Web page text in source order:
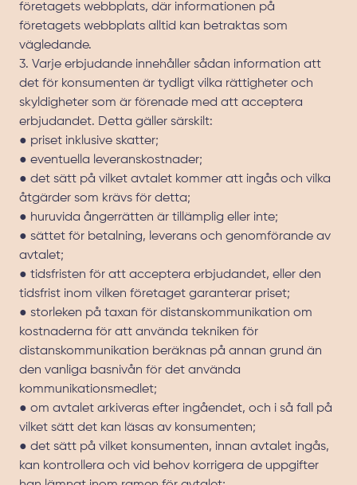
företagets webbplats, där informationen på
företagets webbplats alltid kan betraktas som
vägledande.
3. Varje erbjudande innehåller sådan information att
det för konsumenten är tydligt vilka rättigheter och
skyldigheter som är förenade med att acceptera
erbjudandet. Detta gäller särskilt:
● priset inklusive skatter;
● eventuella leveranskostnader;
● det sätt på vilket avtalet kommer att ingås och vilka
åtgärder som krävs för detta;
● huruvida ångerrätten är tillämplig eller inte;
● sättet för betalning, leverans och genomförande av
avtalet;
● tidsfristen för att acceptera erbjudandet, eller den
tidsfrist inom vilken företaget garanterar priset;
● storleken på taxan för distanskommunikation om
kostnaderna för att använda tekniken för
distanskommunikation beräknas på annan grund än
den vanliga basnivån för det använda
kommunikationsmedlet;
● om avtalet arkiveras efter ingåendet, och i så fall på
vilket sätt det kan läsas av konsumenten;
● det sätt på vilket konsumenten, innan avtalet ingås,
kan kontrollera och vid behov korrigera de uppgifter